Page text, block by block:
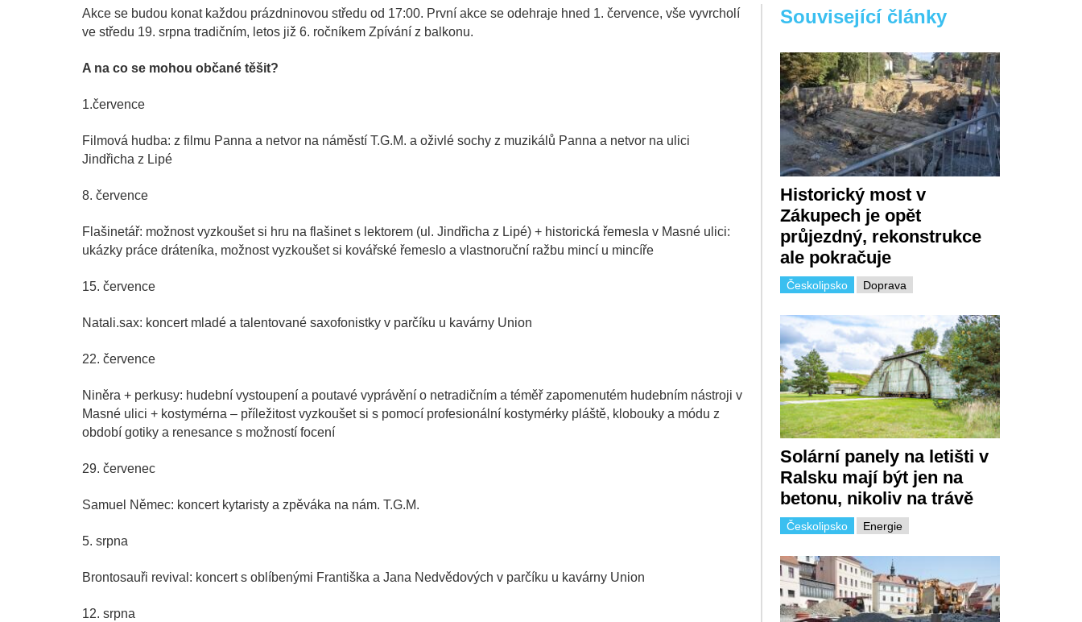
Akce se budou konat každou prázdninovou středu od 17:00. První akce se odehraje hned 1. července, vše vyvrcholí
ve středu 19. srpna tradičním, letos již 6. ročníkem Zpívání z balkonu.
A na co se mohou občané těšit?
1.července
Filmová hudba: z filmu Panna a netvor na náměstí T.G.M. a oživlé sochy z muzikálů Panna a netvor na ulici
Jindřicha z Lipé
8. července
Flašinetář: možnost vyzkoušet si hru na flašinet s lektorem (ul. Jindřicha z Lipé) + historická řemesla v Masné ulici:
ukázky práce dráteníka, možnost vyzkoušet si kovářské řemeslo a vlastnoruční ražbu mincí u mincíře
15. července
Natali.sax: koncert mladé a talentované saxofonistky v parčíku u kavárny Union
22. července
Niněra + perkusy: hudební vystoupení a poutavé vyprávění o netradičním a téměř zapomenutém hudebním nástroji v
Masné ulici + kostymérna – příležitost vyzkoušet si s pomocí profesionální kostymérky pláště, klobouky a módu z
období gotiky a renesance s možností focení
29. červenec
Samuel Němec: koncert kytaristy a zpěváka na nám. T.G.M.
5. srpna
Brontosauři revival: koncert s oblíbenými Františka a Jana Nedvědových v parčíku u kavárny Union
12. srpna
Související články
Historický most v
Zákupech je opět
průjezdný, rekonstrukce
ale pokračuje
Českolipsko Doprava
Solární panely na letišti v
Ralsku mají být jen na
betonu, nikoliv na trávě
Českolipsko Energie